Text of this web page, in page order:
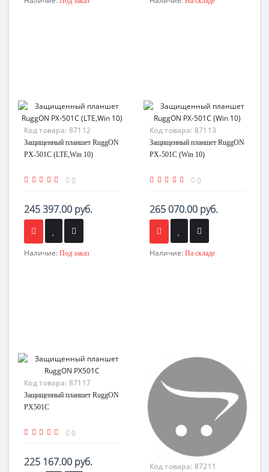
Код товара: 87112
Защищенный планшет RuggON
PX-501C (LTE,Win 10)
0
245 397.00 руб.
Наличие: Под заказ
Код товара: 87113
Защищенный планшет RuggON
PX-501C (Win 10)
0
265 070.00 руб.
Наличие: На складе
Код товара: 87117
Защищенный планшет RuggON
PX501С
0
225 167.00 руб. Код товара: 87211